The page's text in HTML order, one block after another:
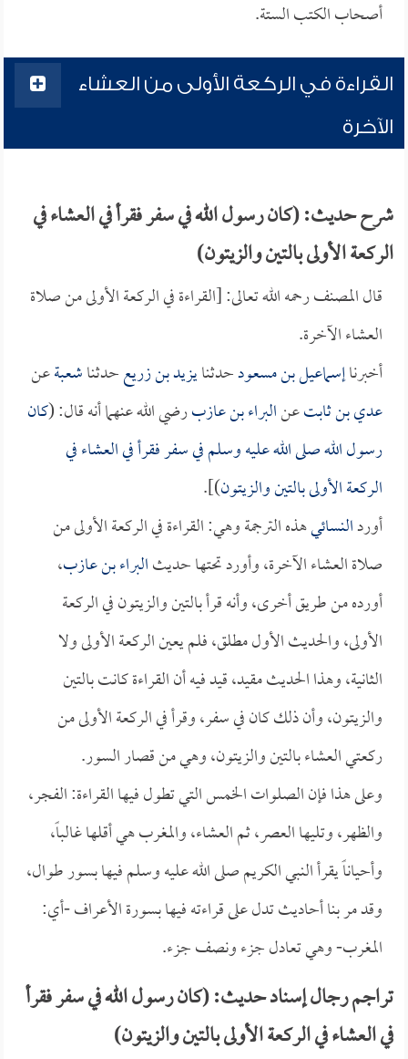
أصحاب الكتب الستة.
القراءة في الركعة الأولى من العشاء
الآخرة
شرح حديث: (كان رسول الله في سفر فقرأ في العشاء في
الركعة الأولى بالتين والزيتون)
قال المصنف رحمه الله تعالى: [القراءة في الركعة الأولى من صلاة
العشاء الآخرة.
أخبرناإسماعيل بن مسعودحدثنايزيد بن زريعحدثناشعبةعن
عدي بن ثابتعنالبراء بن عازبرضي الله عنهما أنه قال: (كان
رسول الله صلى الله عليه وسلم في سفر فقرأ في العشاء في
الركعة الأولى بالتين والزيتون)].
أوردالنسائيهذه الترجمة وهي: القراءة في الركعة الأولى من
صلاة العشاء الآخرة، وأورد تحتها حديثالبراء بن عازب،
أورده من طريق أخرى، وأنه قرأ بالتين والزيتون في الركعة
الأولى، والحديث الأول مطلق، فلم يعين الركعة الأولى ولا
الثانية، وهذا الحديث مقيد، قيد فيه أن القراءة كانت بالتين
والزيتون، وأن ذلك كان في سفر، وقرأ في الركعة الأولى من
ركعتي العشاء بالتين والزيتون، وهي من قصار السور.
وعلى هذا فإن الصلوات الخمس التي تطول فيها القراءة: الفجر،
والظهر، وتليها العصر، ثم العشاء، والمغرب هي أقلها غالباً،
وأحياناً يقرأ النبي الكريم صلى الله عليه وسلم فيها بسور طوال،
وقد مر بنا أحاديث تدل على قراءته فيها بسورة الأعراف -أي:
المغرب- وهي تعادل جزء ونصف جزء.
تراجم رجال إسناد حديث: (كان رسول الله في سفر فقرأ
في العشاء في الركعة الأولى بالتين والزيتون)